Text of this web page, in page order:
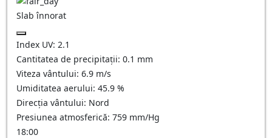
Slab înnorat
Index UV: 2.1
Cantitatea de precipitații: 0.1 mm
Viteza vântului: 6.9 m/s
Umiditatea aerului: 45.9 %
Direcția vântului: Nord
Presiunea atmosferică: 759 mm/Hg
18:00